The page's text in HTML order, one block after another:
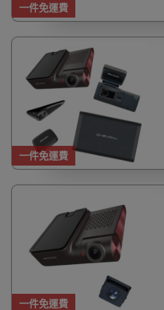
一件免運費
一件免運費
一件免運費